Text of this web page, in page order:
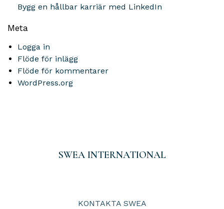
Bygg en hållbar karriär med LinkedIn
Meta
Logga in
Flöde för inlägg
Flöde för kommentarer
WordPress.org
SWEA INTERNATIONAL
KONTAKTA SWEA